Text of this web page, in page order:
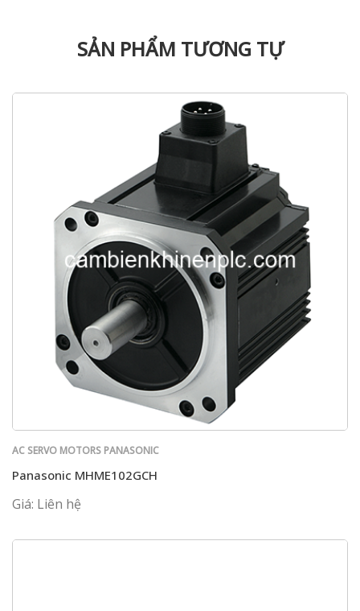
SẢN PHẨM TƯƠNG TỰ
AC SERVO MOTORS PANASONIC
Panasonic MHME102GCH
Giá: Liên hệ